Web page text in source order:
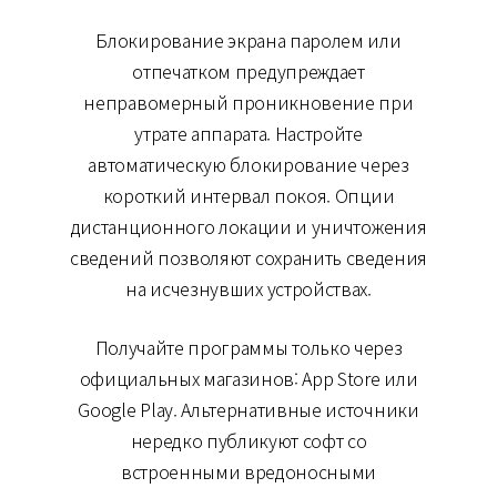
Блокирование экрана паролем или
отпечатком предупреждает
неправомерный проникновение при
утрате аппарата. Настройте
автоматическую блокирование через
короткий интервал покоя. Опции
дистанционного локации и уничтожения
сведений позволяют сохранить сведения
на исчезнувших устройствах.
Получайте программы только через
официальных магазинов: App Store или
Google Play. Альтернативные источники
нередко публикуют софт со
встроенными вредоносными